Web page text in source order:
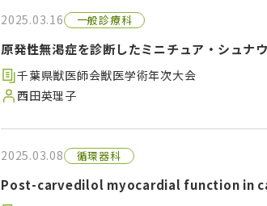
2025.03.16 一般診療科
原発性無渇症を診断したミニチュア・シュナ
千葉県獣医師会獣医学術年次大会
西田英理子
2025.03.08 循環器科
Post-carvedilol myocardial function in